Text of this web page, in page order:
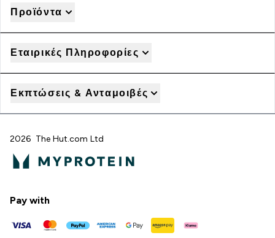
Προϊόντα
Εταιρικές Πληροφορίες
Εκπτώσεις & Ανταμοιβές
2026 The Hut.com Ltd
Pay with